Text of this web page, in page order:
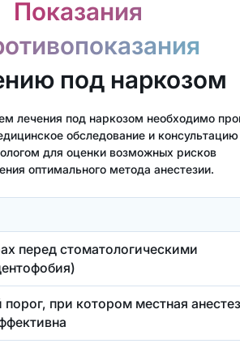
Показания
под наркозом
лечения под наркозом необходимо
обследование и консультацию
для оценки возможных рисков
оптимального метода анестезии.
перед стоматологическими
при котором местная